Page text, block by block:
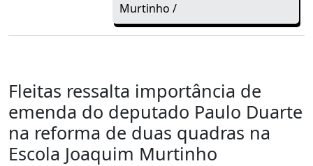
Murtinho /
Fleitas ressalta importância de
emenda do deputado Paulo Duarte
na reforma de duas quadras na
Escola Joaquim Murtinho